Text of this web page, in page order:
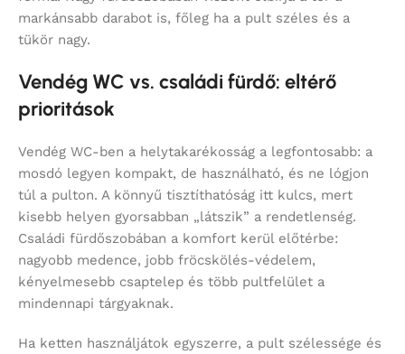
markánsabb darabot is, főleg ha a pult széles és a
tükör nagy.
Vendég WC vs. családi fürdő: eltérő
prioritások
Vendég WC-ben a helytakarékosság a legfontosabb: a
mosdó legyen kompakt, de használható, és ne lógjon
túl a pulton. A könnyű tisztíthatóság itt kulcs, mert
kisebb helyen gyorsabban „látszik” a rendetlenség.
Családi fürdőszobában a komfort kerül előtérbe:
nagyobb medence, jobb fröcskölés-védelem,
kényelmesebb csaptelep és több pultfelület a
mindennapi tárgyaknak.
Ha ketten használjátok egyszerre, a pult szélessége és